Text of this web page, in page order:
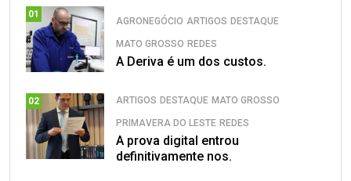
01
AGRONEGÓCIO ARTIGOS DESTAQUE
MATO GROSSO REDES
A Deriva é um dos custos.
02 ARTIGOS DESTAQUE MATO GROSSO
PRIMAVERA DO LESTE REDES
A prova digital entrou
definitivamente nos.